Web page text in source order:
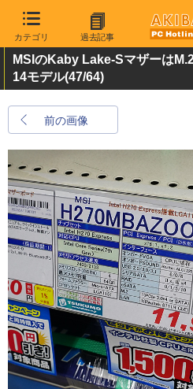
カテゴリ 過去記事
MSIのKaby Lake-Sマザーは
14モデル(47/64)
前の画像